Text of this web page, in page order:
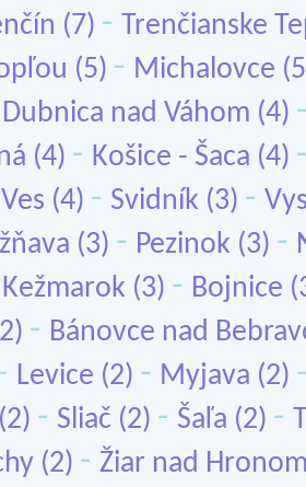
(7) - Trenčianske
(5) - Michalovce
Dubnica nad Váhom (4)
(4) - Košice - Šaca (4)
(4) - Svidník (3) -
(3) - Pezinok (3) -
Kežmarok (3) - Bojnice
- Bánovce nad
Levice (2) - Myjava (2)
(2) - Sliač (2) - Šaľa (2) -
(2) - Žiar nad